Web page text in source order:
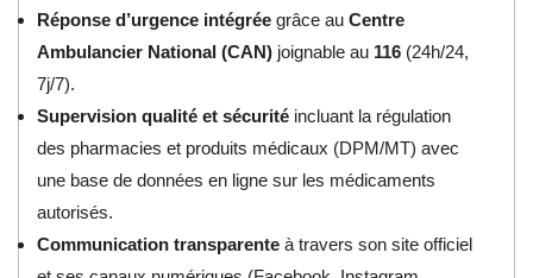
Réponse d’urgence intégrée grâce auCentre
Ambulancier National (CAN) joignable au 116 (24h/24,
7j/7).
Supervision qualité et sécurité incluant la régulation
des pharmacies et produits médicaux (DPM/MT) avec
une base de données en ligne sur les médicaments
autorisés.
Communication transparente à travers son site officiel